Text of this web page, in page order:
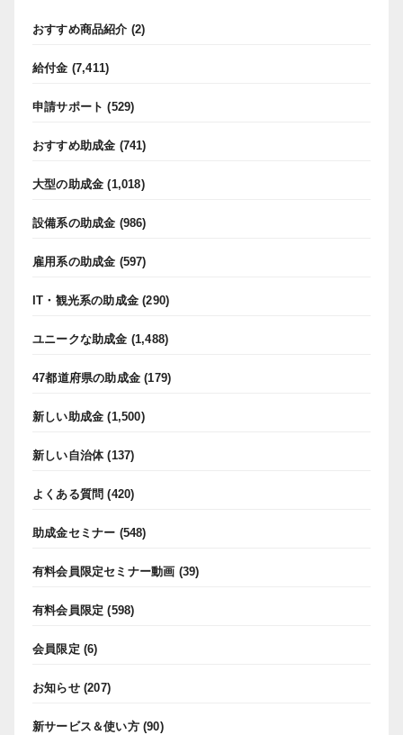
おすすめ商品紹介 (2)
給付金 (7,411)
申請サポート (529)
おすすめ助成金 (741)
大型の助成金 (1,018)
設備系の助成金 (986)
雇用系の助成金 (597)
IT・観光系の助成金 (290)
ユニークな助成金 (1,488)
47都道府県の助成金 (179)
新しい助成金 (1,500)
新しい自治体(137)
よくある質問 (420)
助成金セミナー (548)
有料会員限定セミナー動画 (39)
有料会員限定 (598)
会員限定 (6)
お知らせ(207)
新サービス＆使い方(90)